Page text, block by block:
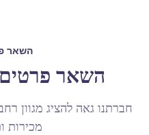
השאר
השאר פרטים
חברתנו גאה להציג מגוון
מכירות